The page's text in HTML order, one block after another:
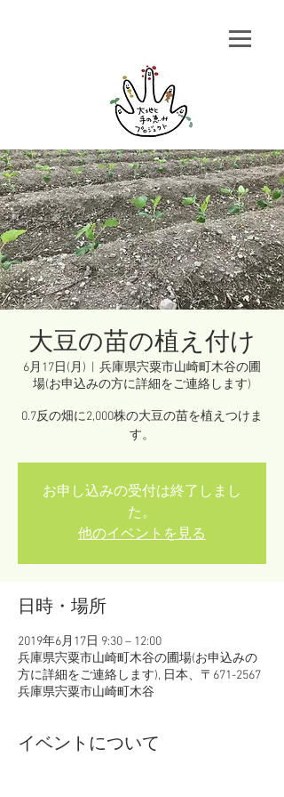
大豆の苗の植え付け
6月17日(月)
兵庫県宍粟市山崎町木谷の圃
場(お申込みの方に詳細をご連絡します)
0.7反の畑に2,000株の大豆の苗を植えつけま
お申し込みの受付は終了しまし
た。
他のイベントを見る
日時・場所
2019年6月17日 9:30 – 12:00
兵庫県宍粟市山崎町木谷の圃場(お申込みの
方に詳細をご連絡します), 日本、〒671-2567
兵庫県宍粟市山崎町木谷
イベントについて